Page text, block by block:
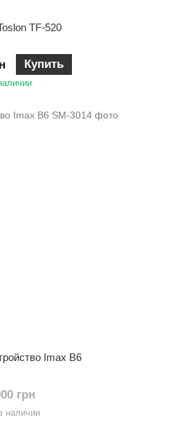
TF-520
Купить
Imax B6
грн
наличии